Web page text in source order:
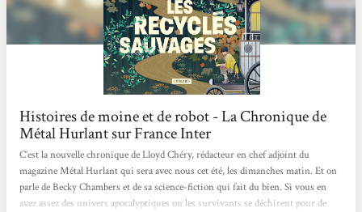
Histoires de moine et de robot - La Chronique de
Métal Hurlant sur France Inter
C’est la nouvelle chronique de Lloyd Chéry, rédacteur en chef adjoint du
magazine Métal Hurlant qui sera avec nous cet été, les dimanches matin. Et on
parle de Becky Chambers et de sa science-fiction qui fait du bien. Si vous en
avez assez des univers apocalyptiques ou les survivants se déchirent pour de